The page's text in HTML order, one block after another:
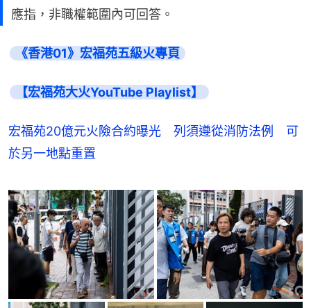
應指，非職權範圍內可回答。
《香港01》宏福苑五級火專頁
【宏福苑大火YouTube Playlist】
宏福苑20億元火險合約曝光 列須遵從消防法例 可
於另一地點重置